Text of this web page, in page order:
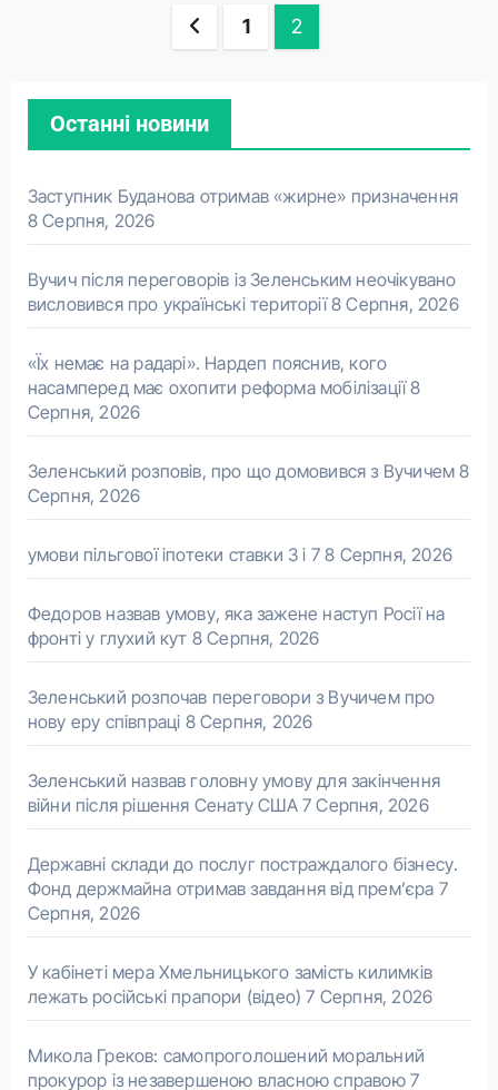
1 2
Останні новини
Заступник Буданова отримав «жирне» призначення
8 Серпня, 2026
Вучич після переговорів із Зеленським неочікувано
висловився про українські території 8 Серпня, 2026
«Їх немає на радарі». Нардеп пояснив, кого
насамперед має охопити реформа мобілізації 8
Серпня, 2026
Зеленський розповів, про що домовився з Вучичем 8
Серпня, 2026
умови пільгової іпотеки ставки 3 і 7 8 Серпня, 2026
Федоров назвав умову, яка зажене наступ Росії на
фронті у глухий кут 8 Серпня, 2026
Зеленський розпочав переговори з Вучичем про
нову еру співпраці 8 Серпня, 2026
Зеленський назвав головну умову для закінчення
війни після рішення Сенату США 7 Серпня, 2026
Державні склади до послуг постраждалого бізнесу.
Фонд держмайна отримав завдання від прем’єра 7
Серпня, 2026
У кабінеті мера Хмельницького замість килимків
лежать російські прапори (відео) 7 Серпня, 2026
Микола Греков: самопроголошений моральний
прокурор із незавершеною власною справою 7